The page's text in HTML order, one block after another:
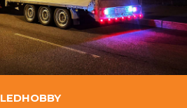
LEDHOBBY